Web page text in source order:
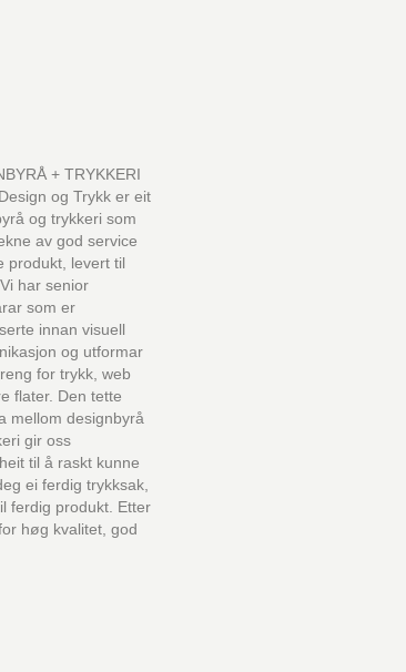
+ TRYKKERI
og Trykk er eit
og trykkeri som
av god service
produkt, levert til
har senior
som er
innan visuell
og utformar
for trykk, web
flater. Den tette
mellom designbyrå
gir oss
til å raskt kunne
ei ferdig trykksak,
ferdig produkt. Etter
høg kvalitet, god